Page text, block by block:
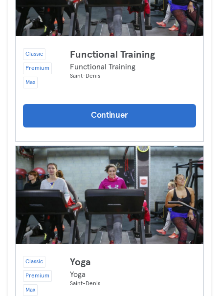
Classic
Premium
Max
Functional Training
Functional Training
Saint-Denis
Continuer
Classic
Premium
Max
Yoga
Yoga
Saint-Denis